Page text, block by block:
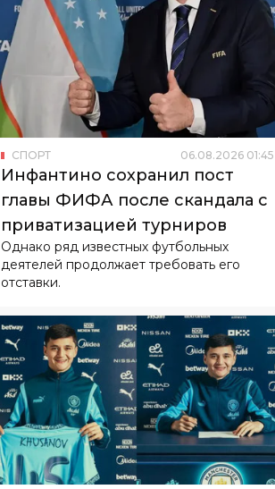
06 45
Инфантино сохранил пост
главы ФИФА после скандала с
приватизацией турниров
Однако ряд известных футбольных
деятелей продолжает требовать его
отставки.
СПОРТ 27.07.2026 08:54
Абдукодир Хусанов продлил
контракт с «Манчестер Сити»